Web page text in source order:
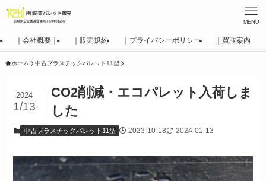
MENU
｜会社概要｜ ｜販売規約 ｜プライバシーポリシー ｜買取案内
ホーム 中古プラスチックパレット11型
CO2削減・エコパレット入荷しま
した
2024
1/13
中古プラスチックパレット11型 2023-10-18 2024-01-13